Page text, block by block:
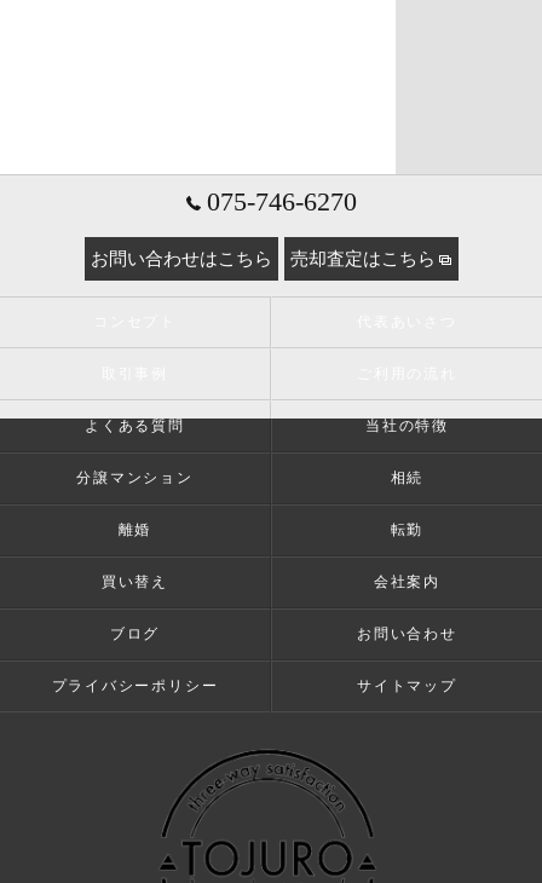
075-746-6270
お問い合わせはこちら 売却査定はこちら
よくある質問 当社の特徴
分譲マンション 相続
離婚 転勤
買い替え 会社案内
ブログ お問い合わせ
プライバシーポリシー サイトマップ